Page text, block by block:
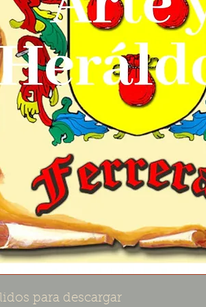
para descargar